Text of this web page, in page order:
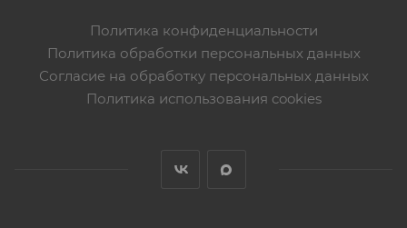
Политика конфиденциальности
Политика обработки персональных данных
Согласие на обработку персональных данных
Политика использования cookies